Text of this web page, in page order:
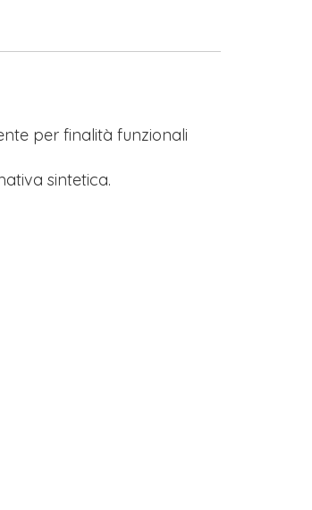
per finalità funzionali
sintetica.